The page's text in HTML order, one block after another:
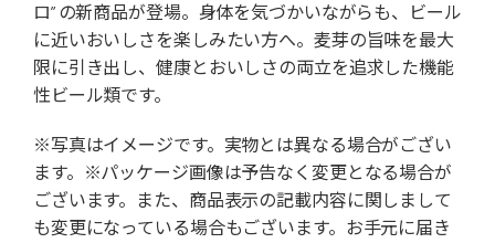
ロ” の新商品が登場。身体を気づかいながらも、ビール
に近いおいしさを楽しみたい方へ。麦芽の旨味を最大
限に引き出し、健康とおいしさの両立を追求した機能
性ビール類です。
※写真はイメージです。実物とは異なる場合がござい
ます。※パッケージ画像は予告なく変更となる場合が
ございます。また、商品表示の記載内容に関しまして
も変更になっている場合もございます。お手元に届き